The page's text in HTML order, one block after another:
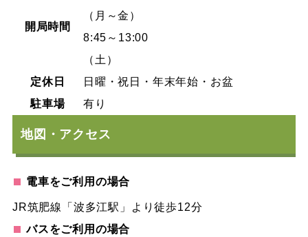
開局時間
（月～金）
8:45～13:00
（土）
定休日
日曜・祝日・年末年始・お盆
駐車場
有り
地図・アクセス
電車をご利用の場合
JR筑肥線「波多江駅」より徒歩12分
バスをご利用の場合